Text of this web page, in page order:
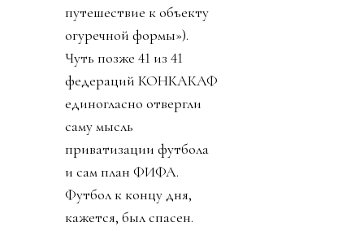
путешествие к объекту
огуречной формы»).
Чуть позже 41 из 41
федераций КОНКАКАФ
единогласно отвергли
саму мысль
приватизации футбола
и сам план ФИФА.
Футбол к концу дня,
кажется, был спасен.